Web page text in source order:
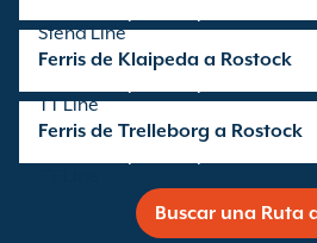
Stena Line
Ferris de Klaipeda a Rostock
TT Line
Ferris de Trelleborg a Rostock
Buscar una Ruta